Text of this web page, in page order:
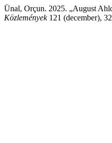
Ünal, Orçun. 2025. „August
Közlemények121 (december),